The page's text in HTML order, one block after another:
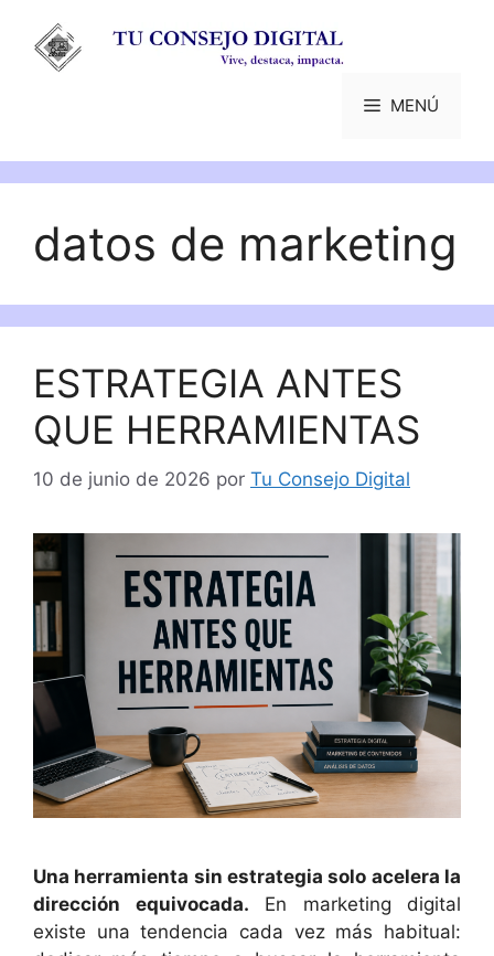
contenido
MENÚ
datos de marketing
ESTRATEGIA ANTES
QUE HERRAMIENTAS
10 de junio de 2026 por Tu Consejo Digital
Una herramienta sin estrategia solo acelera la
dirección equivocada. En marketing digital
existe una tendencia cada vez más habitual: